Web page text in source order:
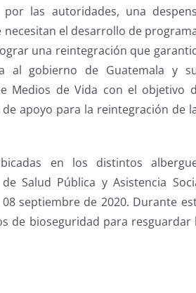
las autoridades, una
el desarrollo de
una reintegración que
al gobierno de Guatemala y
Medios de Vida con el objetivo
apoyo para la reintegración de
en los distintos
Salud Pública y Asistencia
septiembre de 2020. Durante
de bioseguridad para resguardar